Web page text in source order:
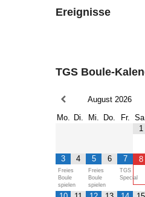
Ereignisse
TGS Boule-
August 2026
Mo. Di. Mi. Do. Fr.
1
3
Freies
Boule
spielen
4 5
Freies
Boule
spielen
6 7
TGS
Special
8